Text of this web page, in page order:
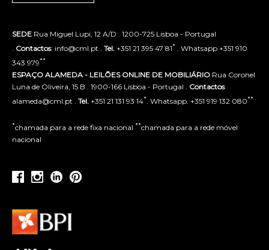
SEDE Rua Miguel Lupi, 12 A/D . 1200-725 Lisboa - Portugal
. Contactos: info@cml.pt . Tel. +351 21 395 47 81* . Whatsapp +351 910
343 979**
ESPAÇO ALAMEDA - LEILÕES ONLINE DE MOBILIÁRIO Rua Coronel
Luna de Oliveira, 15 B . 1900-166 Lisboa - Portugal . Contactos:
alameda@cml.pt . Tel. +351 21 131 93 14*. Whatsapp. +351 919 132 080**
*chamada para a rede fixa nacional **chamada para a rede móvel
nacional